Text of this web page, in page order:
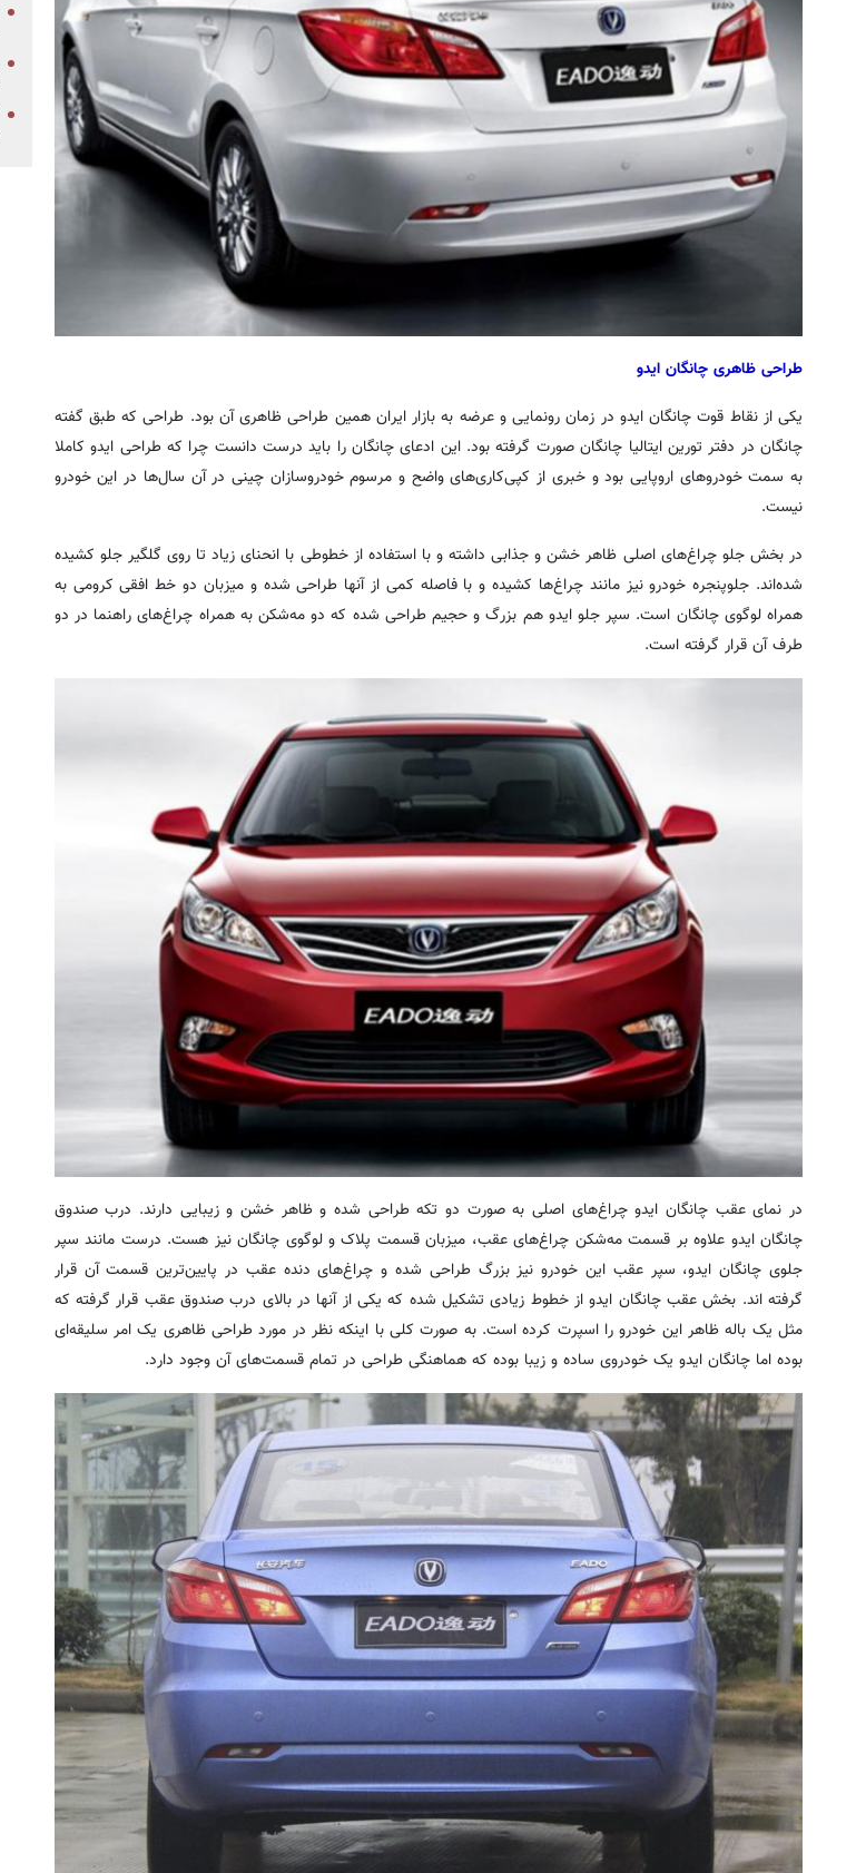
طراحی ظاهری چانگان ایدو
یکی از نقاط قوت چانگان ایدو در زمان رونمایی و عرضه به بازار ایران همین طراحی ظاهری آن بود. طراحی که طبق گفته
چانگان در دفتر تورین ایتالیا چانگان صورت گرفته بود. این ادعای چانگان را باید درست دانست چرا که طراحی ایدو کاملا
به سمت خودروهای اروپایی بود و خبری از کپی‌کاری‌های واضح و مرسوم خودروسازان چینی در آن سال‌ها در این خودرو
نیست.
در بخش جلو چراغ‌های اصلی ظاهر خشن و جذابی داشته و با استفاده از خطوطی با انحنای زیاد تا روی گلگیر جلو کشیده
شده‌اند. جلوپنجره خودرو نیز مانند چراغ‌ها کشیده و با فاصله کمی از آنها طراحی شده و میزبان دو خط افقی کرومی به
همراه لوگوی چانگان است. سپر جلو ایدو هم بزرگ و حجیم طراحی شده که دو مه‌شکن به همراه چراغ‌های راهنما در دو
طرف آن قرار گرفته‌ است.
در نمای عقب چانگان ایدو چراغ‌های اصلی به صورت دو تکه طراحی شده و ظاهر خشن و زیبایی دارند. درب صندوق
چانگان ایدو علاوه بر قسمت مه‌شکن چراغ‌های عقب، میزبان قسمت پلاک و لوگوی چانگان نیز هست. درست مانند سپر
جلوی چانگان ایدو، سپر عقب این خودرو نیز بزرگ طراحی شده و چراغ‌های دنده عقب در پایین‌ترین قسمت آن قرار
گرفته اند. بخش عقب چانگان ایدو از خطوط زیادی تشکیل شده که یکی از آنها در بالای درب صندوق عقب قرار گرفته که
مثل یک باله ظاهر این خودرو را اسپرت کرده است. به صورت کلی با اینکه نظر در مورد طراحی ظاهری یک امر سلیقه‌ای
بوده اما چانگان ایدو یک خودروی ساده و زیبا بوده که هماهنگی طراحی در تمام قسمت‌های آن وجود دارد.